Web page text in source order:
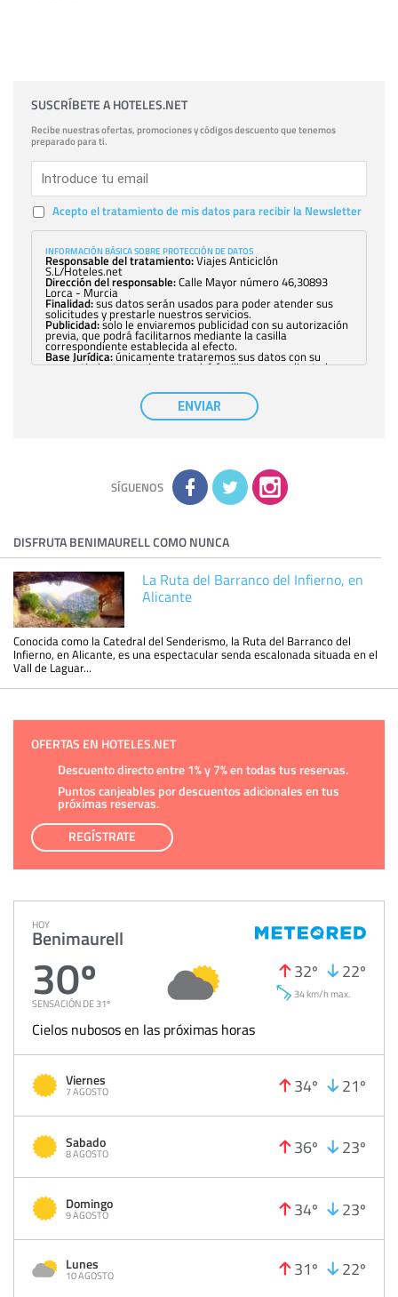
SUSCRÍBETE A HOTELES.NET
Recibe nuestras ofertas, promociones y códigos descuento que tenemos
preparado para ti.
Acepto el tratamiento de mis datos para recibir la Newsletter
INFORMACIÓN BÁSICA SOBRE PROTECCIÓN DE DATOS
Responsable del tratamiento:Viajes Anticiclón
S.L/Hoteles.net
Dirección del responsable:Calle Mayor número 46,30893
Lorca - Murcia
Finalidad:sus datos serán usados para poder atender sus
solicitudes y prestarle nuestros servicios.
Publicidad:solo le enviaremos publicidad con su autorización
previa, que podrá facilitarnos mediante la casilla
correspondiente establecida al efecto.
Base Jurídica:únicamente trataremos sus datos con su
consentimiento previo, que podrá facilitarnos mediante la
con carácter general, sólo el personal de
nuestra entidad que esté debidamente autorizado podrá
tener conocimiento de la información que le pedimos. No se
comunicarán datos a terceros.
adicional y detallada sobre cómo tratamos sus datos en la
política de privacidad
ENVIAR
SÍGUENOS
DISFRUTA BENIMAURELL COMO NUNCA
La Ruta del Barranco del Infierno, en
Alicante
Conocida como la Catedral del Senderismo, la Ruta del Barranco del
Infierno, en Alicante, es una espectacular senda escalonada situada en el
Vall de Laguar...
OFERTAS EN HOTELES.NET
Descuento directo entre 1% y 7% en todas tus reservas.
Puntos canjeables por descuentos adicionales en tus
próximas reservas.
REGÍSTRATE
HOY
Benimaurell
30º
SENSACIÓN DE 31º
32º 22º
34 km/h max.
Cielos nubosos en las próximas horas
Viernes
7 AGOSTO 34º 21º
Sabado
8 AGOSTO 36º 23º
Domingo
9 AGOSTO 34º 23º
Lunes
10 AGOSTO 31º 22º